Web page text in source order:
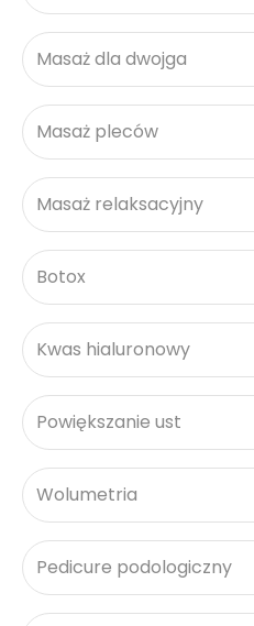
Masaż dla dwojga
Masaż pleców
Masaż relaksacyjny
Botox
Kwas hialuronowy
Powiększanie ust
Wolumetria
Pedicure podologiczny